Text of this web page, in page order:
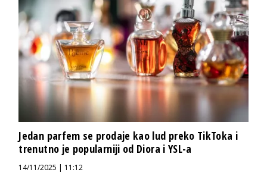
Jedan parfem se prodaje kao lud preko TikToka i
trenutno je popularniji od Diora i YSL-a
14/11/2025 | 11:12